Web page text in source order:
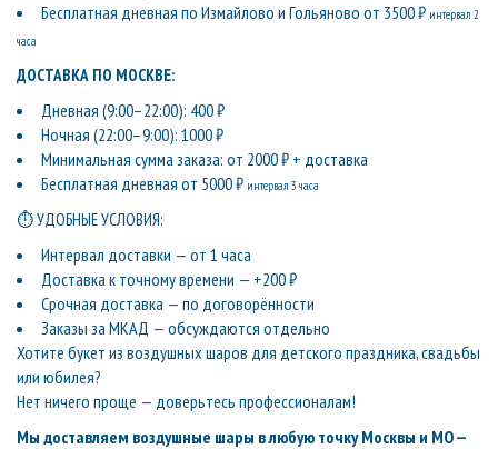
Бесплатная дневная по Измайлово и Гольяново от 3500 ₽ интервал 2
часа
ДОСТАВКА ПО МОСКВЕ:
Дневная (9:00–22:00): 400 ₽
Ночная (22:00–9:00): 1000 ₽
Минимальная сумма заказа: от 2000 ₽ + доставка
Бесплатная дневная от 5000 ₽ интервал 3 часа
⏱ УДОБНЫЕ УСЛОВИЯ:
Интервал доставки — от 1 часа
Доставка к точному времени — +200 ₽
Срочная доставка — по договорённости
Заказы за МКАД — обсуждаются отдельно
Хотите букет из воздушных шаров для детского праздника, свадьбы
или юбилея?
Нет ничего проще — доверьтесь профессионалам!
Мы доставляем воздушные шары в любую точку Москвы и МО —